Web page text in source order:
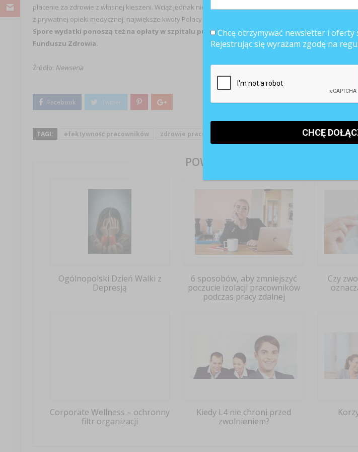
płacenie za zdrowie z własnej kieszeni. Wciąż jednak niewielu z nas ma wykupione ubezpieczenie
z prywatnej opieki medycznej, największe kwoty Polacy przeznaczają na opiekę ambulatoryjną (wizyty u
Spore wydatki ponoszą też na opłaty w szpitalu publicznym korzystając z usług, które nie są
Funduszu Zdrowia.
Źródło: Newseria
TAGI: efektywność pracowników zdrowie pracowników zwolnienia lekarskie
POWIĄZANE ARTYKUŁY
Ogólnopolski Dzień Walki z
Depresją
6 sposobów, aby zmniejszyć
poczucie izolacji pracowników
podczas pracy zdalnej
Czy
Corporate Wellness – ochronny
filtr organizacji
Kiedy L4 nie chroni przed
zwolnieniem?
Chcę otrzymywać newsletter i oferty
Rejestrując się wyrażam zgodę na